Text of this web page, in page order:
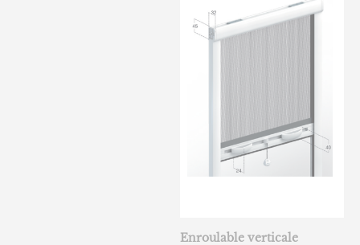
Enroulable verticale